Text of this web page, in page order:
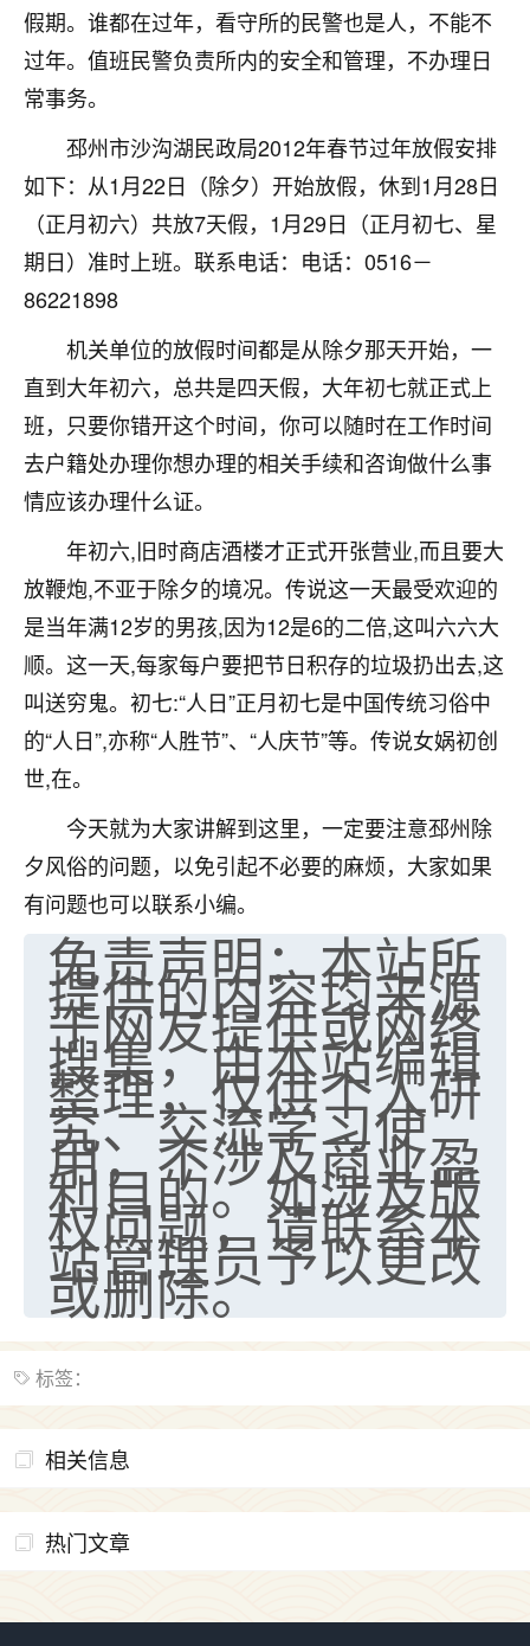
假期。谁都在过年，看守所的民警也是人，不能不
过年。值班民警负责所内的安全和管理，不办理日
常事务。
邳州市沙沟湖民政局2012年春节过年放假安排
如下：从1月22日（除夕）开始放假，休到1月28日
（正月初六）共放7天假，1月29日（正月初七、星
期日）准时上班。联系电话：电话：0516－
86221898
机关单位的放假时间都是从除夕那天开始，一
直到大年初六，总共是四天假，大年初七就正式上
班，只要你错开这个时间，你可以随时在工作时间
去户籍处办理你想办理的相关手续和咨询做什么事
情应该办理什么证。
年初六,旧时商店酒楼才正式开张营业,而且要大
放鞭炮,不亚于除夕的境况。传说这一天最受欢迎的
是当年满12岁的男孩,因为12是6的二倍,这叫六六大
顺。这一天,每家每户要把节日积存的垃圾扔出去,这
叫送穷鬼。初七:“人日”正月初七是中国传统习俗中
的“人日”,亦称“人胜节”、“人庆节”等。传说女娲初创
世,在。
今天就为大家讲解到这里，一定要注意邳州除
夕风俗的问题，以免引起不必要的麻烦，大家如果
有问题也可以联系小编。
免责声明：本站所
提供的内容均来源
于网友提供或网络
搜集，由本站编辑
整理，仅供个人研
究、交流学习使
用，不涉及商业盈
利目的。如涉及版
权问题，请联系本
站管理员予以更改
或删除。
标签：
相关信息
热门文章
鹿森：是的，其实跟老师聊过之后，最大的感
触，首先就是心态会变好，万般皆是命，半点
不由人！
1天前 来自四川
金白水清
我也想找老师看看，有没有人给个联系方式的啊？
鹿森：慧来老师微信：gjsy0624
青春168
我也想要，我也想要！
2天前 来自山西 15
Jessica李
老师做不做超度法事？我想给我奶奶做超度，她今年
刚去世了。
七零老顽童：我母亲前年离世，刚开始我经常
做梦梦见她，后来也是朋友介绍，找到慧来老
师，安排了超度法事，做梦再也没有梦到过
了，一开始是半信半疑的，图个心安，给亡母
超度，现在看来，人不信也不行。
2天前 来自云南
优秀的张同学
老师收徒吗？？我对这些很感兴趣
2天前 来自山西